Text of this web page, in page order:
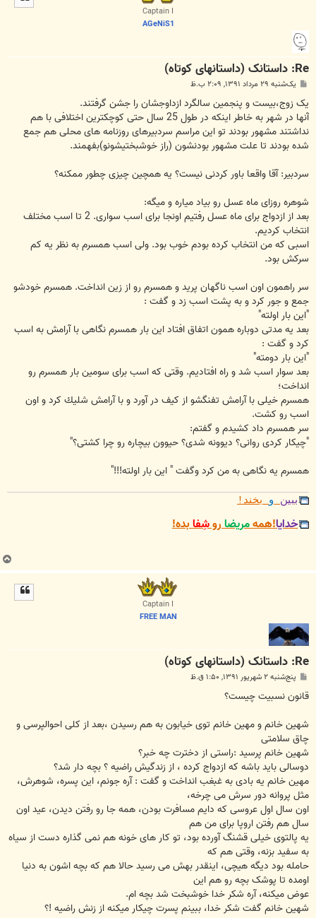
Captain I
AGeNiS1
Re: داستانک (داستانهای کوتاه)
پ
ت
یک‌شنبه ۲۹ مرداد ۱۳۹۱, ۲:۰۹ ب.ظ
یک زوج،بیست و پنجمین سالگرد ازداوجشان را جشن گرفتند.
آنها در شهر به خاطر اینکه در طول 25 سال حتی کوچکترین اختلافی با هم
نداشتند مشهور بودند تو این مراسم سردبیرهای روزنامه های محلی هم جمع
شده بودند تا علت مشهور بودنشون (راز خوشبختیشونو)بفهمند.
سردبیر: آقا واقعا باور کردنی نیست؟ یه همچین چیزی چطور ممکنه؟
شوهره روزای ماه عسل رو بیاد میاره و میگه:
بعد از ازدواج برای ماه عسل رفتیم اونجا برای اسب سواری. 2 تا اسب مختلف
انتخاب کردیم.
اسبی که من انتخاب کرده بودم خوب بود. ولی اسب همسرم به نظر یه کم
سركش بود.
سر راهمون اون اسب ناگهان پرید و همسرم رو از زین انداخت. همسرم خودشو
جمع و جور کرد و به پشت اسب زد و گفت :
"این بار اولته"
بعد یه مدتی دوباره همون اتفاق افتاد این بار همسرم نگاهی با آرامش به اسب
كرد و گفت :
"این بار دومته"‌
بعد سوار اسب شد و راه افتادیم. وقتی که اسب برای سومین بار همسرم رو
انداخت؛
همسرم خیلی با آرامش تفنگشو از کیف در آورد و با آرامش شلیك كرد و اون
اسب رو كشت.
سر همسرم داد كشیدم و گفتم:
"چیكار كردی روانی؟ دیوونه شدی؟ حیوون بیچاره رو چرا كشتی؟"
همسرم یه نگاهی به من کرد وگفت " این بار اولته!!!"
ببین وبخند!
خدایا!همهمریضاروشِفابده!
ب
ا
Captain I
FREE MAN
Re: داستانک (داستانهای کوتاه)
پ
ت
پنج‌شنبه ۲ شهریور ۱۳۹۱, ۱:۵۰ ق.ظ
قانون نسبیت چیست؟
شهین خانم و مهین خانم توی خیابون به هم رسیدن ،بعد از کلی احوالپرسی و
چاق سلامتی
شهین خانم پرسید :راستی از دخترت چه خبر؟
دوسالی باید باشه که ازدواج کرده ، از زندگیش راضیه ؟ بچه دار شد؟
مهین خانم یه بادی به غبغب انداخت و گفت : آره جونم، این پسره، شوهرش،
مثل پروانه دور سرش می چرخه،
اون سال اول عروسی که دایم مسافرت بودن، همه جا رو رفتن دیدن، عید اون
سال هم رفتن اروپا برای من هم
یه پالتوی خیلی قشنگ آورده بود، تو کار های خونه هم نمی گذاره دست از سیاه
به سفید بزنه، وقتی هم که
حامله بود دیگه هیچی، اینقدر بهش می رسید حالا هم که بچه اشون به دنیا
اومده تا پوشک بچه رو هم این
عوض میکنه، آره شکر خدا خوشبخت شد بچه ام.
شهین خانم گفت شکر خدا، ببینم پسرت چیکار میکنه از زنش راضیه !؟